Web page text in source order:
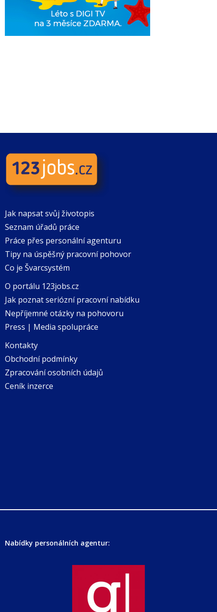
Jak napsat svůj životopis
Seznam úřadů práce
Práce přes personální agenturu
Tipy na úspěšný pracovní pohovor
Co je Švarcsystém
O portálu 123jobs.cz
Jak poznat seriózní pracovní nabídku
Nepříjemné otázky na pohovoru
Press | Media spolupráce
Kontakty
Obchodní podmínky
Zpracování osobních údajů
Ceník inzerce
Nabídky personálních agentur: